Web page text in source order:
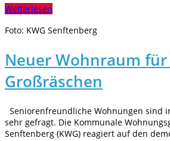
Weiterlesen
Foto: KWG Senftenberg
Neuer Wohnraum
Großräschen
Seniorenfreundliche Wohnungen sind
sehr gefragt. Die Kommunale
Senftenberg (KWG) reagiert auf den